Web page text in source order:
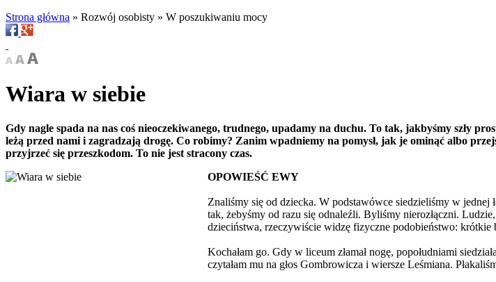
Strona główna » Rozwój osobisty » W poszukiwaniu mocy
Wiara w siebie
Gdy nagle spada na nas coś nieoczekiwanego, trudnego, upadamy na duchu. To tak, jakbyśmy szły
leżą przed nami i zagradzają drogę. Co robimy? Zanim wpadniemy na pomysł, jak je ominąć albo
przyjrzeć się przeszkodom. To nie jest stracony czas.
OPOWIEŚĆ EWY
Znaliśmy się od dziecka. W podstawówce siedzieliśmy w
tak, żebyśmy od razu się odnaleźli. Byliśmy nierozłączni.
dzieciństwa, rzeczywiście widzę fizyczne podobieństwo: krótkie
Kochałam go. Gdy w liceum złamał nogę, popołudniami
czytałam mu na głos Gombrowicza i wiersze Leśmiana.